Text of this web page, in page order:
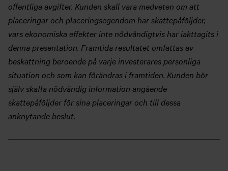
offentliga avgifter. Kunden skall vara medveten om att
placeringar och placeringsegendom har skattepåföljder,
vars ekonomiska effekter inte nödvändigtvis har iakttagits i
denna presentation. Framtida resultatet omfattas av
beskattning beroende på varje investerares personliga
situation och som kan förändras i framtiden. Kunden bör
själv skaffa nödvändig information angående
skattepåföljder för sina placeringar och till dessa
anknytande beslut.